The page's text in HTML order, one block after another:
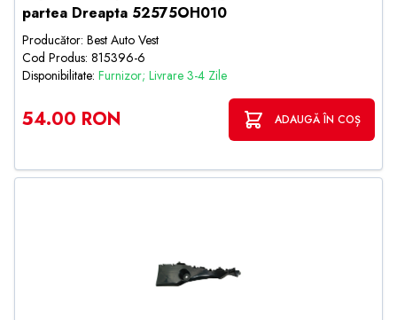
partea Dreapta 52575OH010
Producător: Best Auto Vest
Cod Produs: 815396-6
Disponibilitate: Furnizor; Livrare 3-4 Zile
54.00 RON ADAUGĂ ÎN COȘ